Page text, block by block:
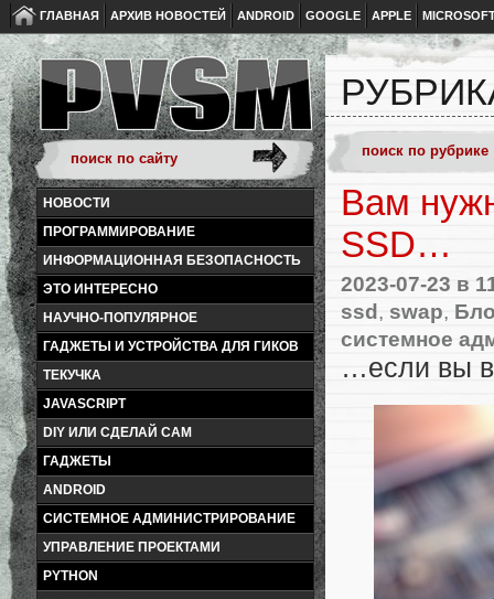
ГЛАВНАЯ АРХИВ НОВОСТЕЙ ANDROID GOOGLE APPLE
НОВОСТИ
ПРОГРАММИРОВАНИЕ
ИНФОРМАЦИОННАЯ БЕЗОПАСНОСТЬ
ЭТО ИНТЕРЕСНО
НАУЧНО-ПОПУЛЯРНОЕ
ГАДЖЕТЫ И УСТРОЙСТВА ДЛЯ ГИКОВ
ТЕКУЧКА
JAVASCRIPT
DIY ИЛИ СДЕЛАЙ САМ
ГАДЖЕТЫ
ANDROID
СИСТЕМНОЕ АДМИНИСТРИРОВАНИЕ
УПРАВЛЕНИЕ ПРОЕКТАМИ
PYTHON
Вам
SSD…
2023-07-23 в
ssd, swap,
системное
…если вы